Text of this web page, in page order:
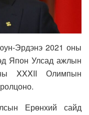
Эрдэнэ 2021 оны
Япон Улсад ажлын
XXXII Олимпын
Ерөнхий сайд